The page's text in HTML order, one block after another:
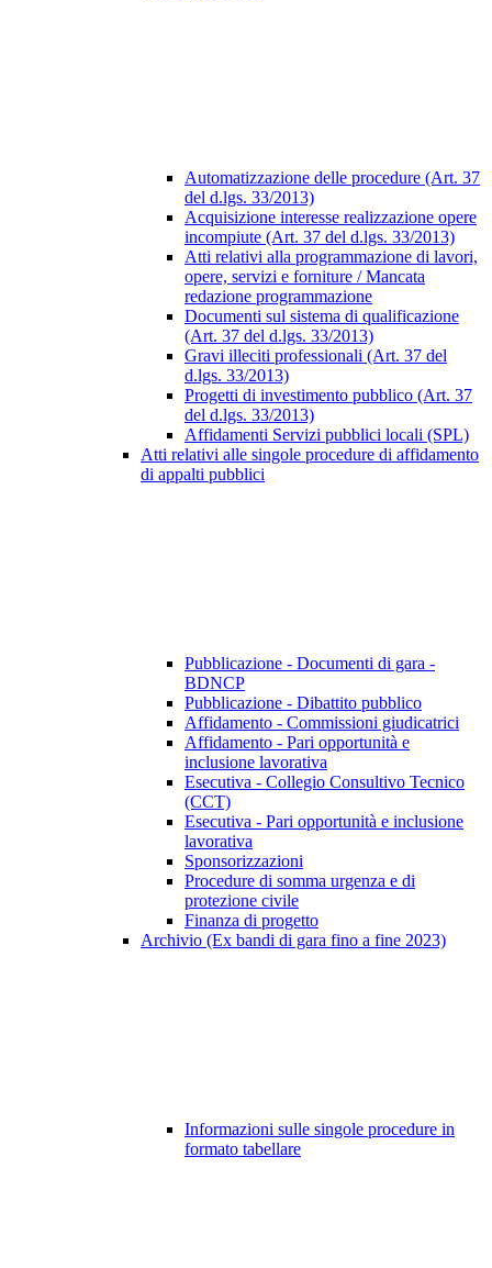
Automatizzazione delle procedure (Art. 37
del d.lgs. 33/2013)
Acquisizione interesse realizzazione opere
incompiute (Art. 37 del d.lgs. 33/2013)
Atti relativi alla programmazione di lavori,
opere, servizi e forniture / Mancata
redazione programmazione
Documenti sul sistema di qualificazione
(Art. 37 del d.lgs. 33/2013)
Gravi illeciti professionali (Art. 37 del
d.lgs. 33/2013)
Progetti di investimento pubblico (Art. 37
del d.lgs. 33/2013)
Affidamenti Servizi pubblici locali (SPL)
Atti relativi alle singole procedure di affidamento
di appalti pubblici
Pubblicazione - Documenti di gara -
BDNCP
Pubblicazione - Dibattito pubblico
Affidamento - Commissioni giudicatrici
Affidamento - Pari opportunità e
inclusione lavorativa
Esecutiva - Collegio Consultivo Tecnico
(CCT)
Esecutiva - Pari opportunità e inclusione
lavorativa
Sponsorizzazioni
Procedure di somma urgenza e di
protezione civile
Finanza di progetto
Archivio (Ex bandi di gara fino a fine 2023)
Informazioni sulle singole procedure in
formato tabellare